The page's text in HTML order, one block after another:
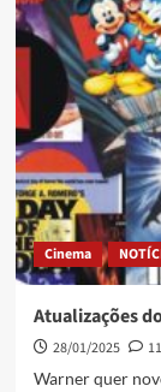
Cinema
Atualizações
28/01/2025
11
Warner quer